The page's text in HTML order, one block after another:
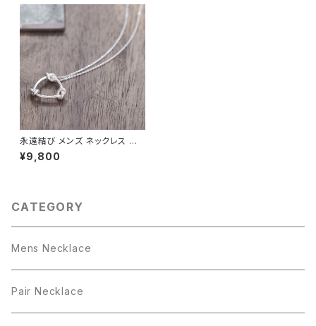
永遠結び メンズ ネックレス シ
ルバー925
¥9,800
CATEGORY
Mens Necklace
Pair Necklace